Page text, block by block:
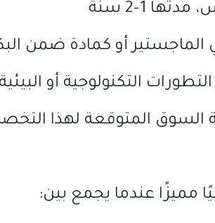
مدتها سنة
أو كمادة ضمن
التكنولوجية أو البيئية
السوق المتوقعة لهذا
عندما يجمع بين: